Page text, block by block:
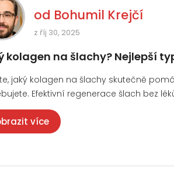
od Bohumil Krejčí
z říj 30, 2025
kolagen na šlachy? Nejlepší
jaký kolagen na šlachy skutečně
Efektivní regenerace šlach bez
více